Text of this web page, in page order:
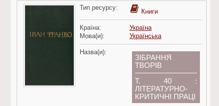
Тип ресурсу:
Книги
Країна:
Україна
Мова(и):
Українська
Назва(и):
ЗІБРАННЯ
ТВОРІВ
Т. 40 :
ЛІТЕРАТУРНО-
КРИТИЧНІ ПРАЦІ